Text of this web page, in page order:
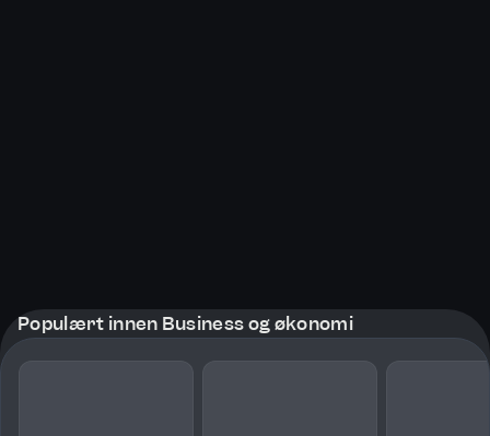
Populært innen Business og økonomi